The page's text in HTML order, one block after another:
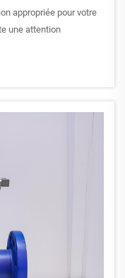
appropriée pour votre
une attention
Une vanne de
garantit des